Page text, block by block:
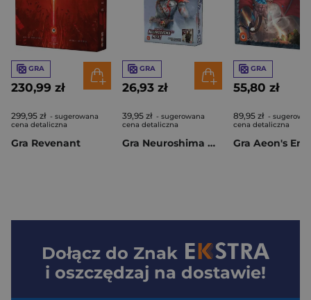
GRA
230,99 zł
299,95 zł - sugerowana
cena detaliczna
Gra Revenant
GRA
26,93 zł
39,95 zł - sugerowana
cena detaliczna
Gra Neuroshima HEX 3.0: Troglodytes
GRA
55,80 zł
89,95 zł -
cena detaliczna
Dołącz do Znak
i oszczędzaj na dostawie!